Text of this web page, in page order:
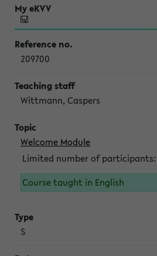
209700
Wittmann, Caspers
Welcome Module
Limited number of participants:
Course taught in English
S